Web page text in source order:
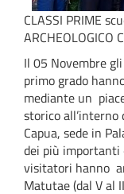
CLASSI PRIME
ARCHEOLOGICO
Il 05 Novembre
primo grado
mediante un
storico all’interno
Capua, sede in
dei più importanti
visitatori hanno
Matutae (dal V al